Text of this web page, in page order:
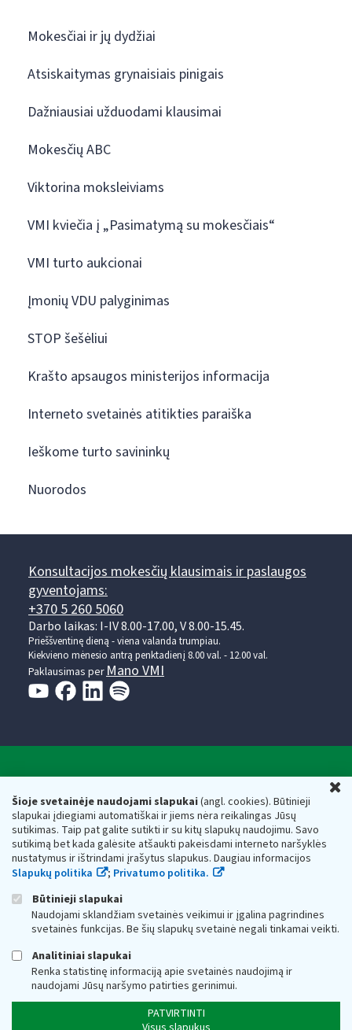
Šioje svetainėje naudojami slapukai(angl. cookies). Būtinieji
slapukai įdiegiami automatiškai ir jiems nėra reikalingas Jūsų
sutikimas. Taip pat galite sutikti ir su kitų slapukų naudojimu. Savo
sutikimą bet kada galėsite atšaukti pakeisdami interneto naršyklės
nustatymus ir ištrindami įrašytus slapukus. Daugiau informacijos
Slapukų politika
; Privatumo politika.
Būtinieji slapukai
Naudojami sklandžiam svetainės veikimui ir įgalina pagrindines
svetainės funkcijas. Be šių slapukų svetainė negali tinkamai veikti.
Analitiniai slapukai
Renka statistinę informaciją apie svetainės naudojimą ir
naudojami Jūsų naršymo patirties gerinimui.
PATVIRTINTI
Mokesčiai ir jų dydžiai
Atsiskaitymas grynaisiais pinigais
Dažniausiai užduodami klausimai
Mokesčių ABC
Viktorina moksleiviams
VMI kviečia į „Pasimatymą su mokesčiais“
VMI turto aukcionai
Įmonių VDU palyginimas
STOP šešėliui
Krašto apsaugos ministerijos informacija
Interneto svetainės atitikties paraiška
Ieškome turto savininkų
Nuorodos
Konsultacijos mokesčių klausimais ir paslaugos
gyventojams:
+370 5 260 5060
Darbo laikas: I-IV 8.00-17.00, V 8.00-15.45.
Prieššventinę dieną - viena valanda trumpiau.
Kiekvieno mėnesio antrą penktadienį 8.00 val. - 12.00 val.
Paklausimas per Mano VMI
Respublikos finansų ministerijos
Biudžetinė įstaiga. Juridinio asmens kodas — 188659752,
adresas: Vasario 16-osios g. 14, 01107 Vilnius, Lietuva, el.paštas:
vmi@vmi.lt, E. pristatymo dėžutės adresas 188659752
Duomenys apie Valstybinę mokesčių inspekciją prie Lietuvos
Respublikos finansų ministerijos kaupiami ir saugomi Juridinių